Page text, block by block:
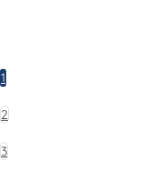
1
2
3